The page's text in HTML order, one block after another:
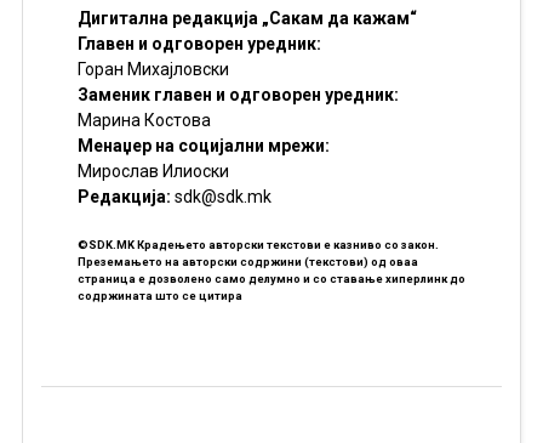
Дигитална редакција „Сакам да кажам“
Главен и одговорен уредник:
Горан Михајловски
Заменик главен и одговорен уредник:
Марина Костова
Менаџер на социјални мрежи:
Мирослав Илиоски
Редакцијa: sdk@sdk.mk
©SDK.MK Крадењето авторски текстови е казниво со закон.
Преземањето на авторски содржини (текстови) од оваа
страница е дозволено само делумно и со ставање хиперлинк до
содржината што се цитира